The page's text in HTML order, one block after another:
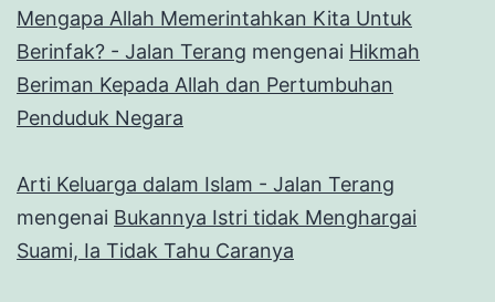
Mengapa Allah Memerintahkan Kita Untuk
Berinfak? - Jalan Terang mengenai Hikmah
Beriman Kepada Allah dan Pertumbuhan
Penduduk Negara
Arti Keluarga dalam Islam - Jalan Terang
mengenai Bukannya Istri tidak Menghargai
Suami, Ia Tidak Tahu Caranya